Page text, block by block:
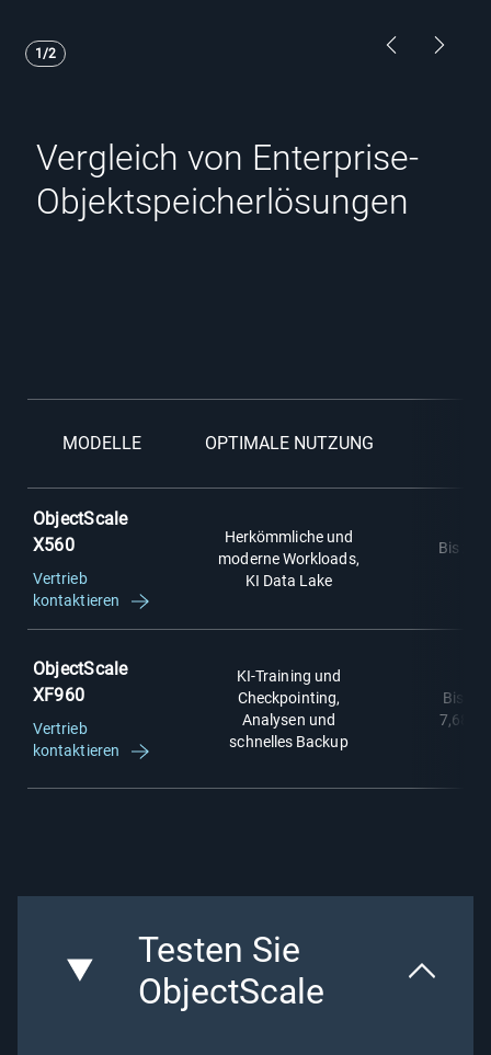
Previous
Next
1/2
Vergleich von Enterprise-
Objektspeicherlösungen
MODELLE OPTIMALE NUTZUNG
ObjectScale
X560
Vertrieb
kontaktieren
Herkömmliche und
moderne Workloads,
KI Data Lake
Bis zu
ObjectScale
XF960
Vertrieb
kontaktieren
KI-Training und
Checkpointing,
Analysen und
schnelles Backup
Bis zu
7,68
Testen Sie
ObjectScale